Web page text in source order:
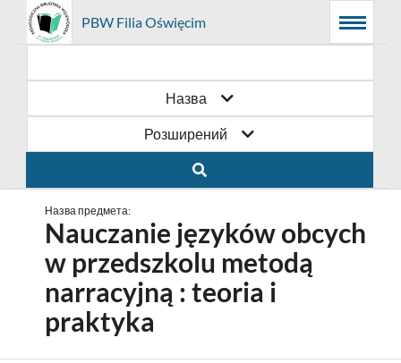
Головне
меню
Пошукова
система
Основний
контент
Prolib
Integro
-
сторінка
PBW Filia Oświęcim
Menu
Назва
Розширений
Назва предмета:
Nauczanie języków obcych
w przedszkolu metodą
narracyjną : teoria i
praktyka